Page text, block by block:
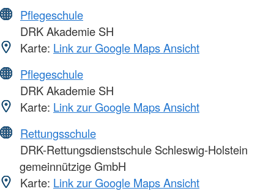
Pflegeschule
DRK Akademie SH
Karte: Link zur Google Maps Ansicht
Pflegeschule
DRK Akademie SH
Karte: Link zur Google Maps Ansicht
Rettungsschule
DRK-Rettungsdienstschule Schleswig-Holstein
gemeinnützige GmbH
Karte: Link zur Google Maps Ansicht